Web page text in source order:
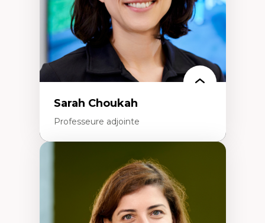
Sarah Choukah
Professeure adjointe
Démocratisation des nouvelles
technologies et biotechnologies
Données ouvertes
Bioart, programmation et électronique
créatives